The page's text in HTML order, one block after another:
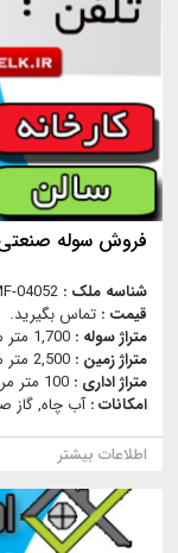
فروش سوله
شناسه ملک : 04052
قیمت : تماس بگیرید.
متراژ سوله : 1,700 متر مربع
متراژ زمین : 2,500 متر مربع
متراژ اداری : 100 متر مربع
امکانات :آب چاه, گاز
اطلاعات بیشتر